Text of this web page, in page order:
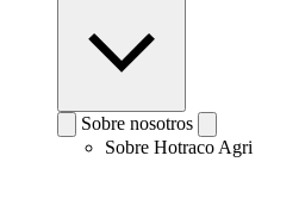
Sobre nosotros
Sobre Hotraco Agri